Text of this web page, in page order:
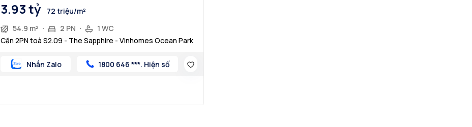
3.93 tỷ
72 triệu/m²
54.9 m²
2 PN
1 WC
Căn 2PN toà S2.09 - The Sapphire - Vinhomes Ocean Park
Nhắn Zalo 1800 646 ***. Hiện số